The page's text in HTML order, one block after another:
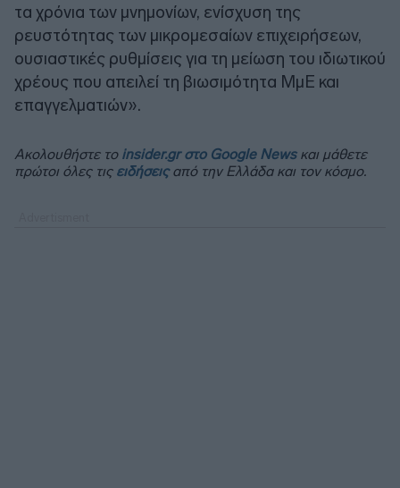
τα χρόνια των μνημονίων, ενίσχυση της
ρευστότητας των μικρομεσαίων επιχειρήσεων,
ουσιαστικές ρυθμίσεις για τη μείωση του ιδιωτικού
χρέους που απειλεί τη βιωσιμότητα ΜμΕ και
επαγγελματιών».
Ακολουθήστε το insider.gr στο Google Newsκαι μάθετε
πρώτοι όλες τις ειδήσειςαπό την Ελλάδα και τον κόσμο.